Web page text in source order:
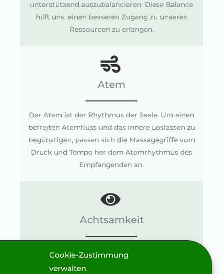
Cookie-Zustimmung
verwalten
unterstützend auszubalancieren. Diese Balance
hilft uns, einen besseren Zugang zu unseren
Ressourcen zu erlangen.
Atem
Der Atem ist der Rhythmus der Seele. Um einen
befreiten Atemfluss und das innere Loslassen zu
begünstigen, passen sich die Massagegriffe vom
Druck und Tempo her dem Atemrhythmus des
Empfangenden an.
Achtsamkeit
Für die Dauer der TouchLife